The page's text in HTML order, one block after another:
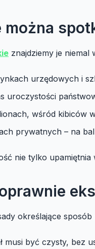
można
znajdziemy je niemal
urzędowych i
uroczystości
wśród kibiców
prywatnych – na
nie tylko
określające
musi być czysty, bez